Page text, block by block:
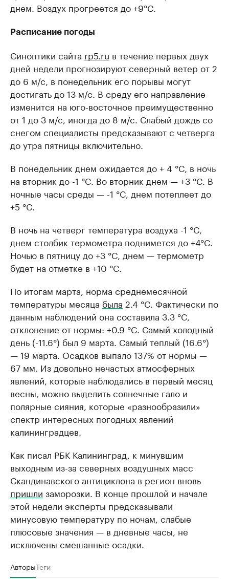
днем. Воздух прогреется до +9°C.
Расписание погоды
Синоптики сайта rp5.ru в течение первых двух
дней недели прогнозируют северный ветер от 2
до 6 м/с, в понедельник его порывы могут
достигать до 13 м/с. В среду его направление
изменится на юго-восточное преимущественно
от 1 до 3 м/с, иногда до 8 м/с. Слабый дождь со
снегом специалисты предсказывают с четверга
до утра пятницы включительно.
В понедельник днем ожидается до + 4 °C, в ночь
на вторник до -1 °C. Во вторник днем — +3 °C. В
ночные часы среды — -1 °C, днем потеплеет до
+5 °C.
В ночь на четверг температура воздуха -1 °C,
днем столбик термометра поднимется до +4°C.
Ночью в пятницу до +3 °C, днем — термометр
будет на отметке в +10 °C.
По итогам марта, норма среднемесячной
температуры месяца была 2.4 °C. Фактически по
данным наблюдений она составила 3.3 °C,
отклонение от нормы: +0.9 °C. Самый холодный
день (-11.6°) был 9 марта. Самый теплый (16.6°)
— 19 марта. Осадков выпало 137% от нормы —
67 мм. Из довольно нечастых атмосферных
явлений, которые наблюдались в первый месяц
весны, можно выделить солнечные гало и
полярные сияния, которые «разнообразили»
спектр интересных погодных явлений
калининградцев.
Как писал РБК Калининград, к минувшим
выходным из-за северных воздушных масс
Скандинавского антициклона в регион вновь
пришли заморозки. В конце прошлой и начале
этой недели эксперты предсказывали
минусовую температуру по ночам, слабые
плюсовые значения — в дневные часы, не
исключены смешанные осадки.
АвторыТеги